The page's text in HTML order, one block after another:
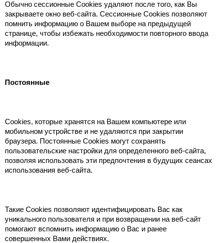
Обычно сессионные Cookies удаляют после того, как Вы
закрываете окно веб-сайта. Сессионные Cookies позволяют
помнить информацию о Вашем выборе на предыдущей
странице, чтобы избежать необходимости повторного ввода
информации.
Постоянные
Сookies, которые хранятся на Вашем компьютере или
мобильном устройстве и не удаляются при закрытии
браузера. Постоянные Сookies могут сохранять
пользовательские настройки для определенного веб-сайта,
позволяя использовать эти предпочтения в будущих сеансах
использования веб-сайта.
Такие Cookies позволяют идентифицировать Вас как
уникального пользователя и при возвращении на веб-сайт
помогают вспомнить информацию о Вас и ранее
совершенных Вами действиях.